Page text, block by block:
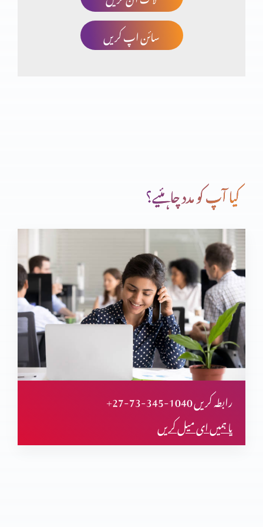
ایک بہادر بادشاہ پارٹ 1
پیغمبر آتش پارٹ 1
چالیس سال بعد پارٹ 9
چالیس سال بعد پارٹ 8
چالیس سال بعد پارٹ 7
چالیس سال بعد پارٹ 6
سائن اپ کریں
کیا آپ کو مدد چاہئیے؟
+27-73-345-1040 رابطہ کریں
یا ہمیں ای میل کریں